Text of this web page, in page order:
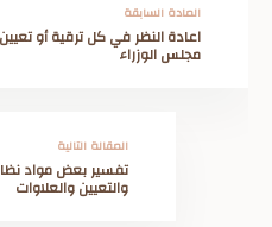
المادة السابقة
اعادة النظر في كل ترقية أو
مجلس الوزراء
المقالة التالية
تفسير بعض مواد
والتعيين والعلاوات